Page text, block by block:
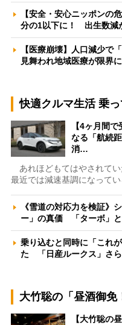
【安全・安心ニッポンの
分の1以下に！ 出生数減
【医療崩壊】人口減少で
見舞われ地域医療が限
快適クルマ生活 乗
【4ヶ月間
なる「航続
消…
あれほどもてはやされてい
最近では減速基調になって
《雪道の対応力を検証》
ー」の真価 「ターボ」
乗り込むと同時に「これ
た 「日産ルークス」さ
大竹聡の「昼酒御免
【大竹聡の